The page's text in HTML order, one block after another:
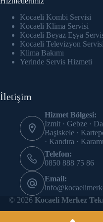
panel
Panel
panel
panel
panel
panel
panel
panel
panel
Kocaeli Kombi Servisi
Kocaeli Klima Servisi
Kocaeli Beyaz Eşya
Kocaeli Televizyon Servisi
Klima Bakımı
Yerinde Servis Hizmeti
İletişim
Hizmet Bölgesi:
İzmit · Gebze ·
Başiskele ·
· Kandıra ·
Telefon:
0850 888 75 86
Email:
© 2026Kocaeli Merkez